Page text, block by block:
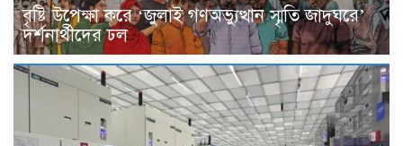
বৃষ্টি উপেক্ষা করে ‘জুলাই গণঅভ্যুত্থান স্মৃতি জাদুঘরে’
দর্শনার্থীদের ঢল